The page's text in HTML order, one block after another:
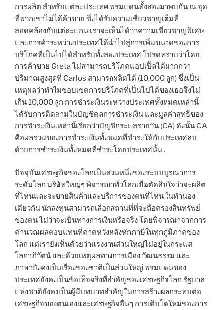
การผลิต สำหรับแต่ละประเทศ พรมแดนทั้งสองมาพบกัน ณ จุด
ที่พวกเขาไม่ได้ค้าขาย ซึ่งได้รับความเชี่ยวชาญเต็มที่
สอดคล้องกับแต่ละแกน เราจะเห็นได้ว่าความเชี่ยวชาญพิเศษ
และการค้าระหว่างประเทศได้นำไปสู่การเพิ่มขนาดของการ
บริโภคที่เป็นไปได้สำหรับทั้งสองประเทศ โปรดทราบว่าโดย
การค้าขาย Greta ไม่สามารถบริโภคแอปเปิ้ลได้มากกว่า
ปริมาณสูงสุดที่ Carlos สามารถผลิตได้ (10,000 ลูก) ซึ่งเป็น
เหตุผลว่าทำไมขอบเขตการบริโภคที่เป็นไปได้ของเธอจึงไม่
เกิน 10,000 ลูก การชำระเงินระหว่างประเทศทั้งหมดเหล่านี้
ได้รับการติดตามในบัญชีดุลการชำระเงิน และมูลค่าสุทธิของ
การชำระเงินเหล่านี้เรียกว่าบัญชีกระแสรายวัน (CA) ดังนั้น CA
คือผลรวมของการชำระเงินทั้งหมดที่ชำระให้กับประเทศลบ
ด้วยการชำระเงินทั้งหมดที่ชำระโดยประเทศนั้น .
ปัจจุบันเศรษฐกิจของโลกเป็นส่วนหนึ่งของระบบบูรณาการ
ระดับโลก บริษัทใหญ่ๆ พิจารณาทั่วโลกเมื่อตัดสินใจว่าจะผลิต
ที่ไหนและจะขายสินค้าและบริการของตนที่ไหน ในทำนอง
เดียวกัน นักลงทุนสามารถเลือกสถานที่ที่จะถือครองสินทรัพย์
ของตน ไม่ว่าจะเป็นทางการเงินหรือจริง โดยพิจารณาจากการ
คำนวณผลตอบแทนที่คาดหวังหลังหักภาษีในทุกภูมิภาคของ
โลก แต่เรายังเห็นด้วยว่าแรงงานส่วนใหญ่ไม่อยู่ในกระแส
โลกาภิวัตน์ และด้วยเหตุผลทางการเมือง วัฒนธรรม และ
ภาษายังคงเป็นเรื่องของชาติเป็นส่วนใหญ่ พรมแดนของ
ประเทศยังคงเป็นข้อเท็จจริงที่สำคัญของเศรษฐกิจโลก รัฐบาล
แห่งชาติยังคงเป็นผู้มีบทบาทสำคัญในการสร้างผลกระทบต่อ
เศรษฐกิจของตนเองและเศรษฐกิจอื่นๆ การเติบโตใหม่ของการ